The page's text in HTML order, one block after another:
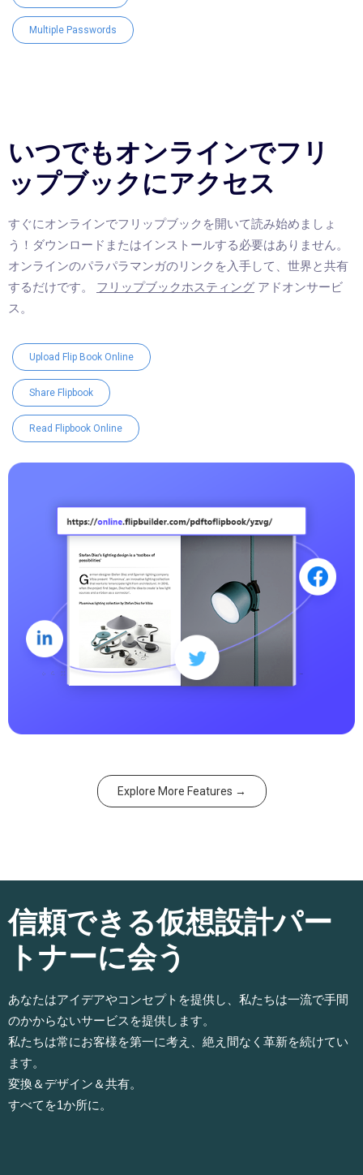
Multiple Passwords
いつでもオンラインでフリ
ップブックにアクセス
すぐにオンラインでフリップブックを開いて読み始めましょ
う！ダウンロードまたはインストールする必要はありません。
オンラインのパラパラマンガのリンクを入手して、世界と共有
するだけです。 フリップブックホスティング アドオンサービ
ス。
Upload Flip Book Online
Share Flipbook
Read Flipbook Online
Explore More Features →
信頼できる仮想設計パー
トナーに会う
あなたはアイデアやコンセプトを提供し、私たちは一流で手間
のかからないサービスを提供します。
私たちは常にお客様を第一に考え、絶え間なく革新を続けてい
ます。
変換＆デザイン＆共有。
すべてを1か所に。